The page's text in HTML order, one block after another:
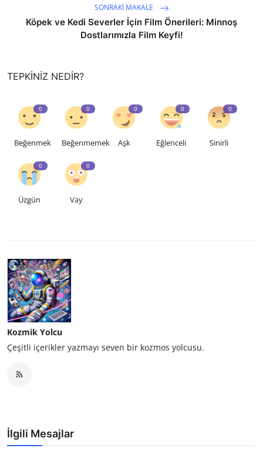
SONRAKI MAKALE
Köpek ve Kedi Severler İçin Film Önerileri: Minnoş
Dostlarımızla Film Keyfi!
TEPKINIZ NEDIR?
0
Beğenmek
0
Beğenmemek
0
Aşk
0
Eğlenceli
0
Sinirli
0
Üzgün
0
Vay
Kozmik Yolcu
Çeşitli içerikler yazmayı seven bir kozmos yolcusu.
İlgili Mesajlar